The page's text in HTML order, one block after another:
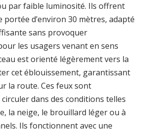
par faible luminosité. Ils offrent
portée d’environ 30 mètres, adapté
sans provoquer
les usagers venant en sens
est orienté légèrement vers la
cet éblouissement, garantissant
la route. Ces feux sont
dans des conditions telles
la neige, le brouillard léger ou à
Ils fonctionnent avec une